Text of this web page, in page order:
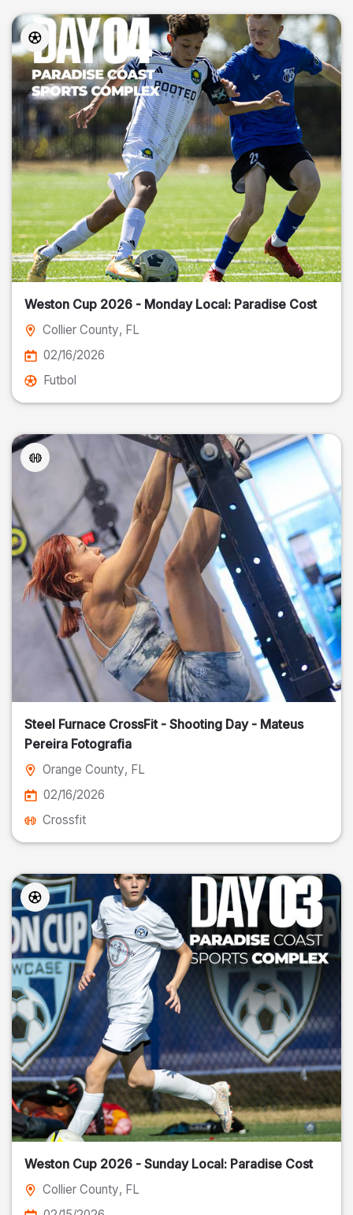
Weston Cup 2026 - Monday Local: Paradise Cost
Collier County, FL
02/16/2026
Futbol
Steel Furnace CrossFit - Shooting Day - Mateus
Pereira Fotografia
Orange County, FL
02/16/2026
Crossfit
Weston Cup 2026 - Sunday Local: Paradise Cost
Collier County, FL